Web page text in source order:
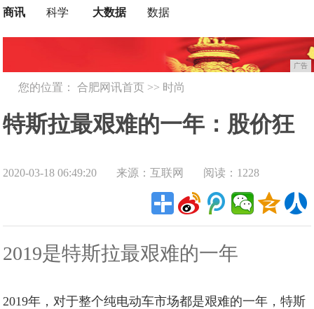
商讯
科学
大数据
数据
广告
您的位置：合肥网讯首页 >> 时尚
特斯拉最艰难的一年：股价狂
飙22%！计划开发17万车型？
2020-03-18 06:49:20 来源：互联网 阅读：1228
2019是特斯拉最艰难的一年
2019年，对于整个纯电动车市场都是艰难的一年，特斯